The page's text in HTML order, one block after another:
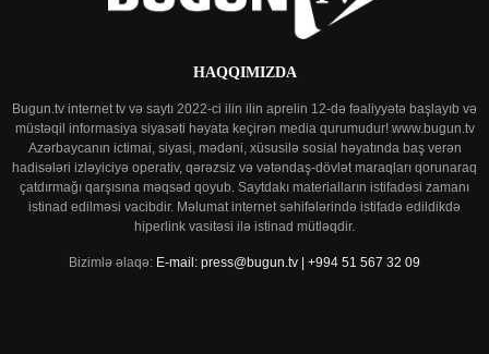
HAQQIMIZDA
Bugun.tv internet tv və saytı 2022-ci ilin ilin aprelin 12-də fəaliyyətə başlayıb və
müstəqil informasiya siyasəti həyata keçirən media qurumudur! www.bugun.tv
Azərbaycanın ictimai, siyasi, mədəni, xüsusilə sosial həyatında baş verən
hadisələri izləyiciyə operativ, qərəzsiz və vətəndaş-dövlət maraqları qorunaraq
çatdırmağı qarşısına məqsəd qoyub. Saytdakı materialların istifadəsi zamanı
istinad edilməsi vacibdir. Məlumat internet səhifələrində istifadə edildikdə
hiperlink vasitəsi ilə istinad mütləqdir.
Bizimlə əlaqə: E-mail: press@bugun.tv | +994 51 567 32 09